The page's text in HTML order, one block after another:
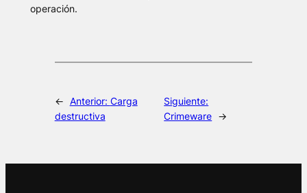
operación.
← Anterior: Carga
destructiva
Siguiente:
Crimeware →